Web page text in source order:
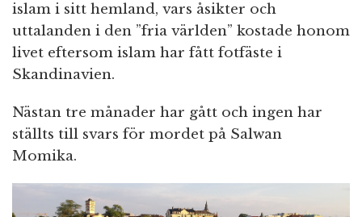
islam i sitt hemland, vars åsikter och
uttalanden i den ”fria världen” kostade honom
livet eftersom islam har fått fotfäste i
Skandinavien.
Nästan tre månader har gått och ingen har
ställts till svars för mordet på Salwan
Momika.